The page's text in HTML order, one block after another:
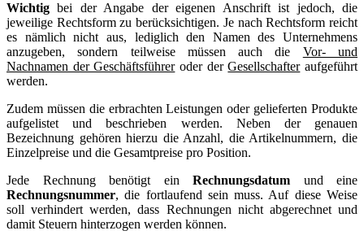
Wichtig bei der Angabe der eigenen Anschrift ist jedoch, die
jeweilige Rechtsform zu berücksichtigen. Je nach Rechtsform reicht
es nämlich nicht aus, lediglich den Namen des Unternehmens
anzugeben, sondern teilweise müssen auch die Vor- und
Nachnamen der Geschäftsführeroder derGesellschafteraufgeführt
werden.
Zudem müssen die erbrachten Leistungen oder gelieferten Produkte
aufgelistet und beschrieben werden. Neben der genauen
Bezeichnung gehören hierzu die Anzahl, die Artikelnummern, die
Einzelpreise und die Gesamtpreise pro Position.
Jede Rechnung benötigt ein Rechnungsdatum und eine
Rechnungsnummer, die fortlaufend sein muss. Auf diese Weise
soll verhindert werden, dass Rechnungen nicht abgerechnet und
damit Steuern hinterzogen werden können.